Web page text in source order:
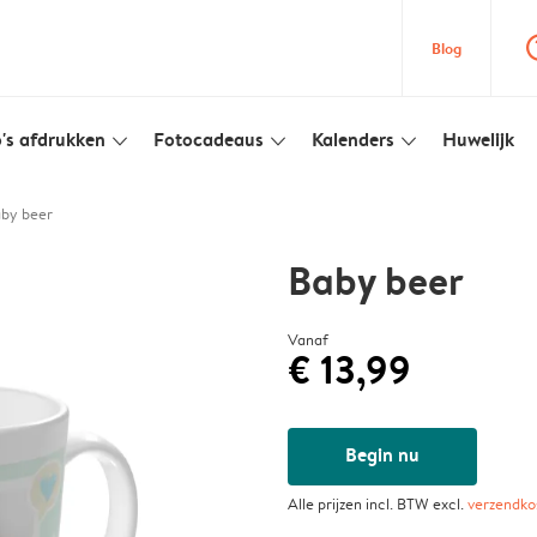
Blog
afdrukken slim_arrow_down Fotocadeaus slim_arrow_down Kalenders slim_arrow_down Huwelijk
beer
Baby beer
Vanaf
€ 13,99
Begin nu
Alle prijzen incl. BTW excl.